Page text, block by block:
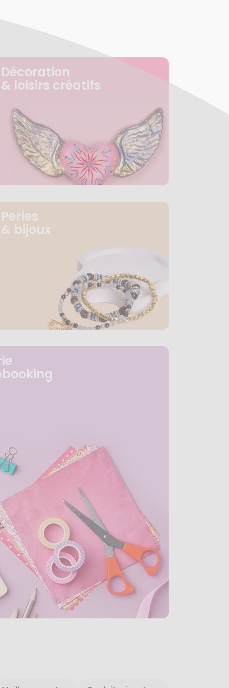
Décoration
& loisirs créatifs
Perles
& bijoux